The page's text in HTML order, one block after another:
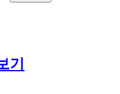
기